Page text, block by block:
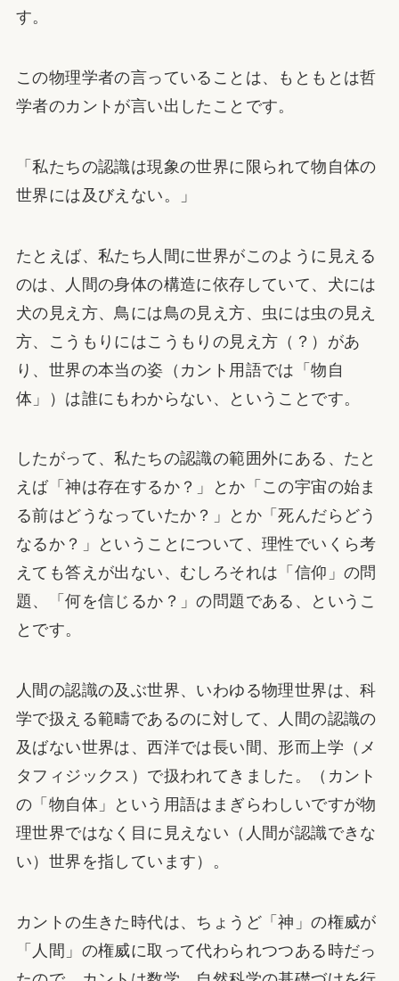
す。
この物理学者の言っていることは、もともとは哲
学者のカントが言い出したことです。
「私たちの認識は現象の世界に限られて物自体の
世界には及びえない。」
たとえば、私たち人間に世界がこのように見える
のは、人間の身体の構造に依存していて、犬には
犬の見え方、鳥には鳥の見え方、虫には虫の見え
方、こうもりにはこうもりの見え方（？）があ
り、世界の本当の姿（カント用語では「物自
体」）は誰にもわからない、ということです。
したがって、私たちの認識の範囲外にある、たと
えば「神は存在するか？」とか「この宇宙の始ま
る前はどうなっていたか？」とか「死んだらどう
なるか？」ということについて、理性でいくら考
えても答えが出ない、むしろそれは「信仰」の問
題、「何を信じるか？」の問題である、というこ
とです。
人間の認識の及ぶ世界、いわゆる物理世界は、科
学で扱える範疇であるのに対して、人間の認識の
及ばない世界は、西洋では長い間、形而上学（メ
タフィジックス）で扱われてきました。（カント
の「物自体」という用語はまぎらわしいですが物
理世界ではなく目に見えない（人間が認識できな
い）世界を指しています）。
カントの生きた時代は、ちょうど「神」の権威が
「人間」の権威に取って代わられつつある時だっ